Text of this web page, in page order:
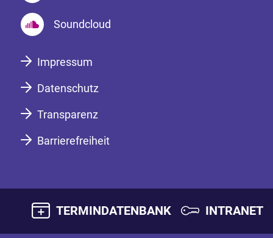
Soundcloud
Impressum
Datenschutz
Transparenz
Barrierefreiheit
TERMINDATENBANK INTRANET